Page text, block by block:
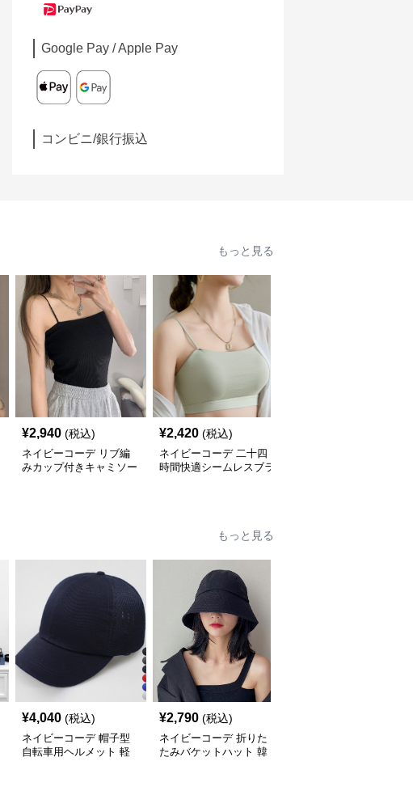
Google Pay / Apple Pay
コンビニ/銀行振込
もっと見る
¥2,940 (税込)
ネイビーコーデ リブ編
みカップ付きキャミソー
¥2,420 (税込)
ネイビーコーデ 二十四
時間快適シームレスブラ
もっと見る
¥4,040 (税込)
ネイビーコーデ 帽子型
自転車用ヘルメット 軽
¥2,790 (税込)
ネイビーコーデ 折りた
たみバケットハット 韓